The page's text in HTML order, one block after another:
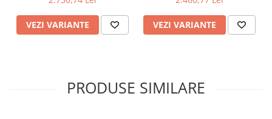
VEZI VARIANTE VEZI VARIANTE
PRODUSE SIMILARE